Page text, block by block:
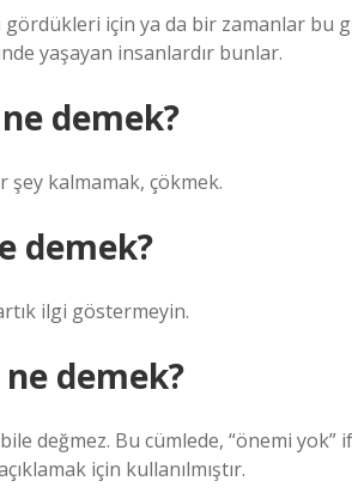
için ya da bir zamanlar bu
yaşayan insanlardır bunlar.
demek?
şey kalmamak, çökmek.
demek?
ilgi göstermeyin.
demek?
değmez. Bu cümlede, “önemi
için kullanılmıştır.